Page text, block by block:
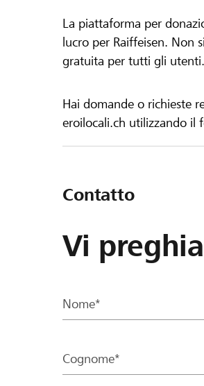
La piattaforma per
lucro per Raiffeisen. Non
gratuita per tutti gli utenti.
Hai domande o richieste
eroilocali.ch utilizzando il
Contatto
Vi
Nome*
Cognome*